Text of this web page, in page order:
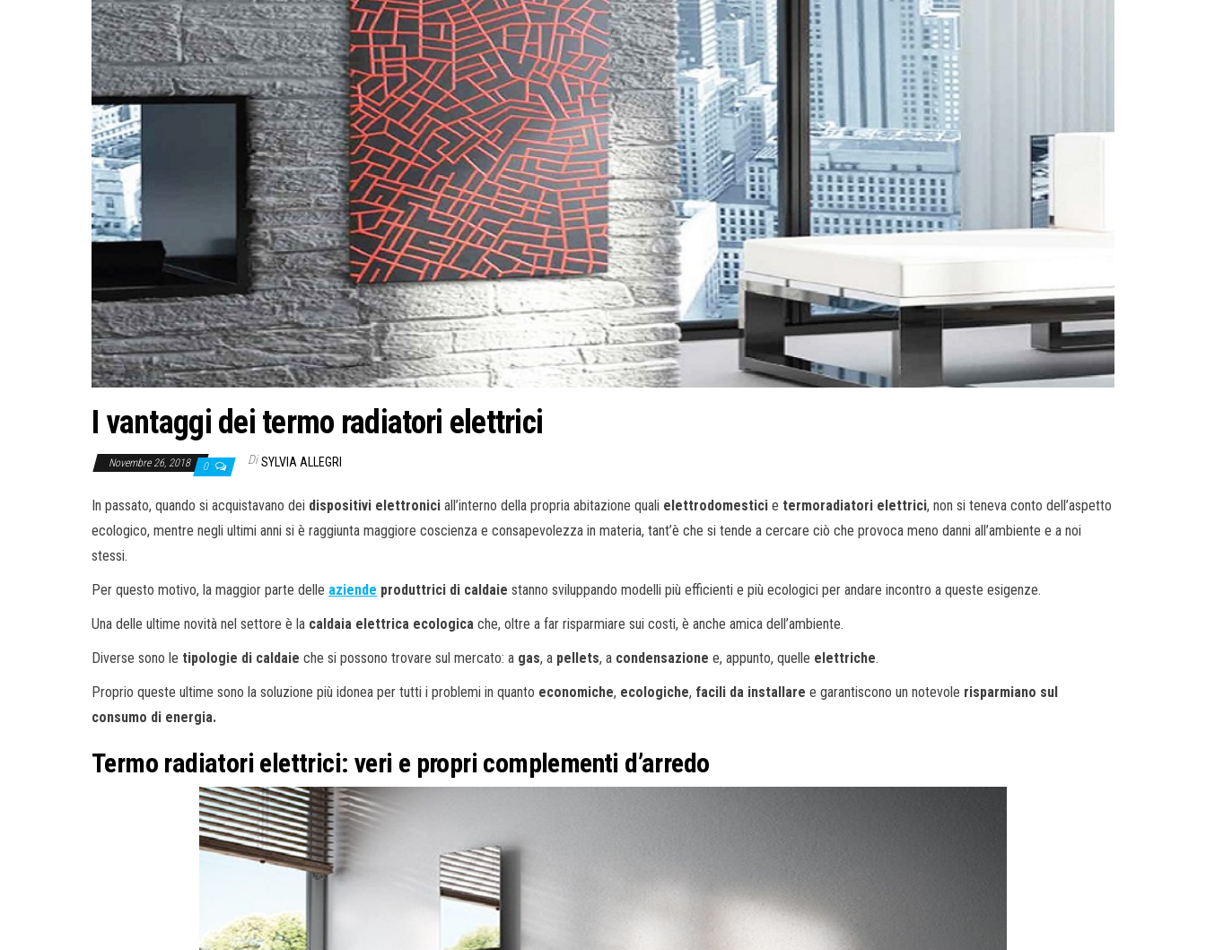
I vantaggi dei termo radiatori elettrici
Novembre 26, 2018 0 Di SYLVIA ALLEGRI
In passato, quando si acquistavano dei dispositivi elettronici all’interno della propria abitazione quali elettrodomestici e termoradiatori elettrici, non si teneva conto dell’aspetto
ecologico, mentre negli ultimi anni si è raggiunta maggiore coscienza e consapevolezza in materia, tant’è che si tende a cercare ciò che provoca meno danni all’ambiente e a noi
stessi.
Per questo motivo, la maggior parte delle aziende produttrici di caldaie stanno sviluppando modelli più efficienti e più ecologici per andare incontro a queste esigenze.
Una delle ultime novità nel settore è la caldaia elettrica ecologica che, oltre a far risparmiare sui costi, è anche amica dell’ambiente.
Diverse sono le tipologie di caldaie che si possono trovare sul mercato: a gas, a pellets, a condensazione e, appunto, quelle elettriche.
Proprio queste ultime sono la soluzione più idonea per tutti i problemi in quanto economiche, ecologiche, facili da installare e garantiscono un notevole risparmiano sul
consumo di energia.
Termo radiatori elettrici: veri e propri complementi d’arredo